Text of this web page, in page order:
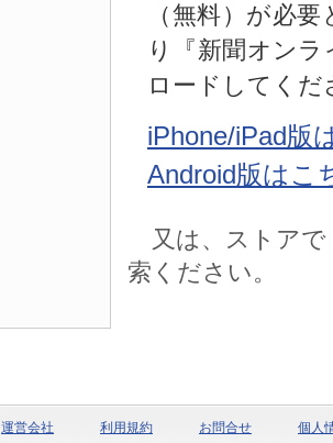
（無料）が必
り『新聞オン
ロードしてくだ
iPhone/iPad版
Android版はこ
又は、ストアで
索ください。
運営会社 利用規約 お問合せ 個人